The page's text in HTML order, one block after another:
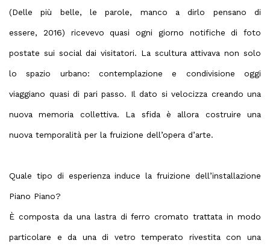
(Delle più belle, le parole, manco a dirlo pensano di
essere, 2016) ricevevo quasi ogni giorno notifiche di foto
postate sui social dai visitatori. La scultura attivava non solo
lo spazio urbano: contemplazione e condivisione oggi
viaggiano quasi di pari passo. Il dato si velocizza creando una
nuova memoria collettiva. La sfida è allora costruire una
nuova temporalità per la fruizione dell’opera d’arte.
Quale tipo di esperienza induce la fruizione dell’installazione
Piano Piano?
È composta da una lastra di ferro cromato trattata in modo
particolare e da una di vetro temperato rivestita con una